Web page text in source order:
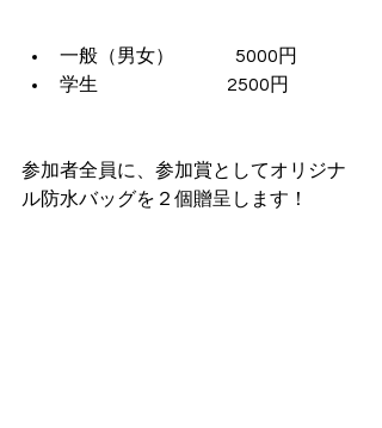
一般（男女） 　　　5000円
学生 　　             　      2500円
参加者全員に、参加賞としてオリジナ
ル防水バッグを２個贈呈します！